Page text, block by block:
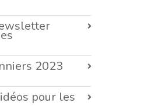
2023
pour les